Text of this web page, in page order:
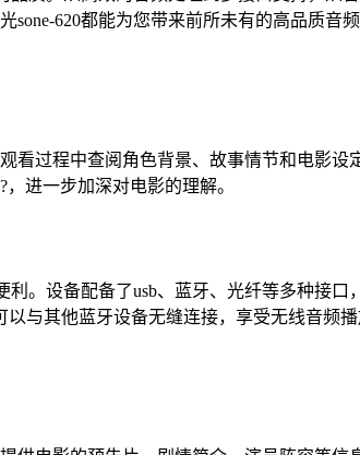
620都能为您带来前所未有的高品质音频
看过程中查阅角色背景、故事情节和电影
进一步加深对电影的理解。
。设备配备了usb、蓝牙、光纤等多种接
与其他蓝牙设备无缝连接，享受无线音频播